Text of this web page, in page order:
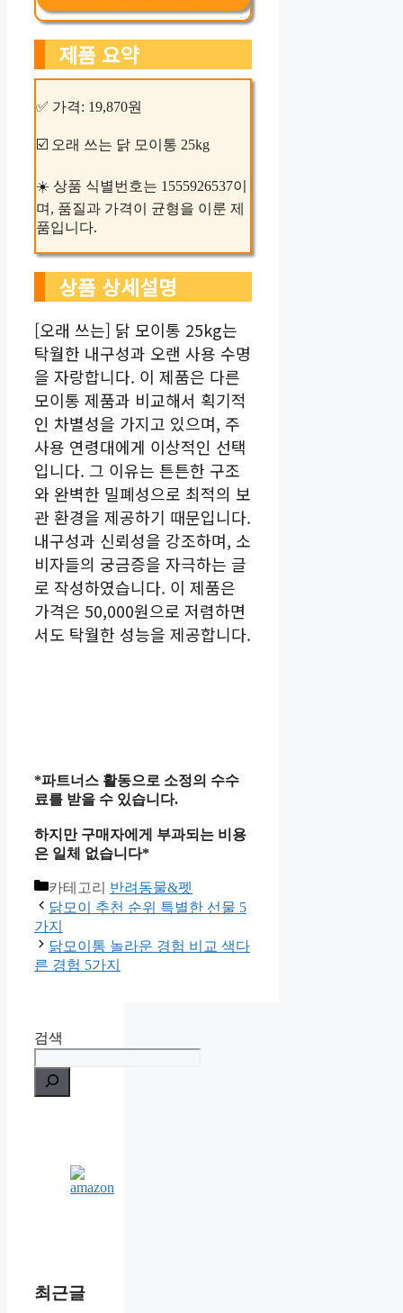
제품 요약
✅ 가격: 19,870원
☑️ 오래 쓰는 닭 모이통 25kg
☀️ 상품 식별번호는 1555926537이
며, 품질과 가격이 균형을 이룬 제
품입니다.
상품 상세설명
[오래 쓰는] 닭 모이통 25kg는
탁월한 내구성과 오랜 사용 수명
을 자랑합니다. 이 제품은 다른
모이통 제품과 비교해서 획기적
인 차별성을 가지고 있으며, 주
사용 연령대에게 이상적인 선택
입니다. 그 이유는 튼튼한 구조
와 완벽한 밀폐성으로 최적의 보
관 환경을 제공하기 때문입니다.
내구성과 신뢰성을 강조하며, 소
비자들의 궁금증을 자극하는 글
로 작성하였습니다. 이 제품은
가격은 50,000원으로 저렴하면
서도 탁월한 성능을 제공합니다.
*파트너스 활동으로 소정의 수수
료를 받을 수 있습니다.
하지만 구매자에게 부과되는 비용
은 일체 없습니다*
카테고리 반려동물&펫
닭모이 추천 순위 특별한 선물 5
가지
닭모이통 놀라운 경험 비교 색다
른 경험 5가지
검색
최근글